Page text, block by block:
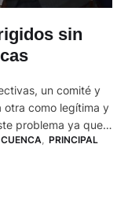
sin
un comité y
otra como legítima y
problema ya que
quienes son
CUENCA PRINCIPAL